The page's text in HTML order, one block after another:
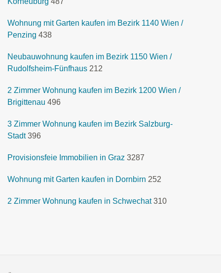
Wohnung mit Garten kaufen im Bezirk 1140 Wien /
Penzing 438
Neubauwohnung kaufen im Bezirk 1150 Wien /
Rudolfsheim-Fünfhaus 212
2 Zimmer Wohnung kaufen im Bezirk 1200 Wien /
Brigittenau 496
3 Zimmer Wohnung kaufen im Bezirk Salzburg-
Stadt 396
Provisionsfeie Immobilien in Graz 3287
Wohnung mit Garten kaufen in Dornbirn 252
2 Zimmer Wohnung kaufen in Schwechat 310